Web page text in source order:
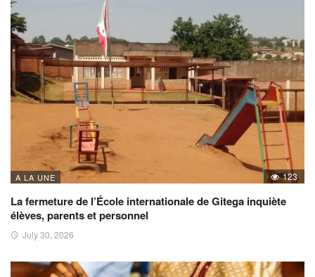
A LA UNE 123
La fermeture de l’École internationale de Gitega inquiète
élèves, parents et personnel
July 30, 2026